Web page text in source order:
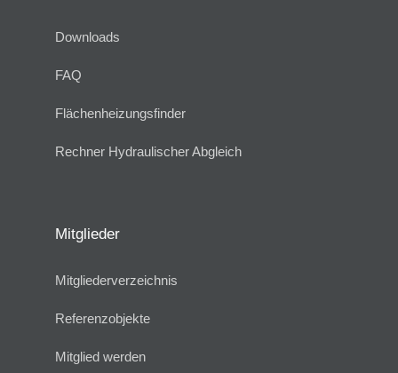
Downloads
FAQ
Flächenheizungsfinder
Rechner Hydraulischer Abgleich
Mitglieder
Mitgliederverzeichnis
Referenzobjekte
Mitglied werden